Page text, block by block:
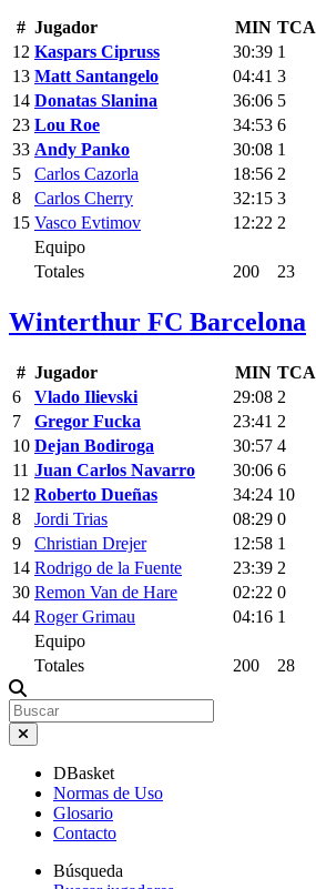
# Jugador MIN TCA
12 Kaspars Cipruss 30:39 1
13 Matt Santangelo 04:41 3
14 Donatas Slanina 36:06 5
23 Lou Roe 34:53 6
33 Andy Panko 30:08 1
5
Carlos Cazorla 18:56 2
8
Carlos Cherry 32:15 3
15 Vasco Evtimov 12:22 2
Equipo
Totales
200 23
Winterthur FC Barcelona
# Jugador MIN TCA
6
Vlado Ilievski 29:08 2
7
Gregor Fucka 23:41 2
10 Dejan Bodiroga 30:57 4
11 Juan Carlos Navarro 30:06 6
12 Roberto Dueñas 34:24 10
8
Jordi Trias 08:29 0
9
Christian Drejer 12:58 1
14 Rodrigo de la Fuente 23:39 2
30 Remon Van de Hare 02:22 0
44 Roger Grimau 04:16 1
Equipo
Totales
200 28
DBasket
Normas de Uso
Glosario
Contacto
Búsqueda